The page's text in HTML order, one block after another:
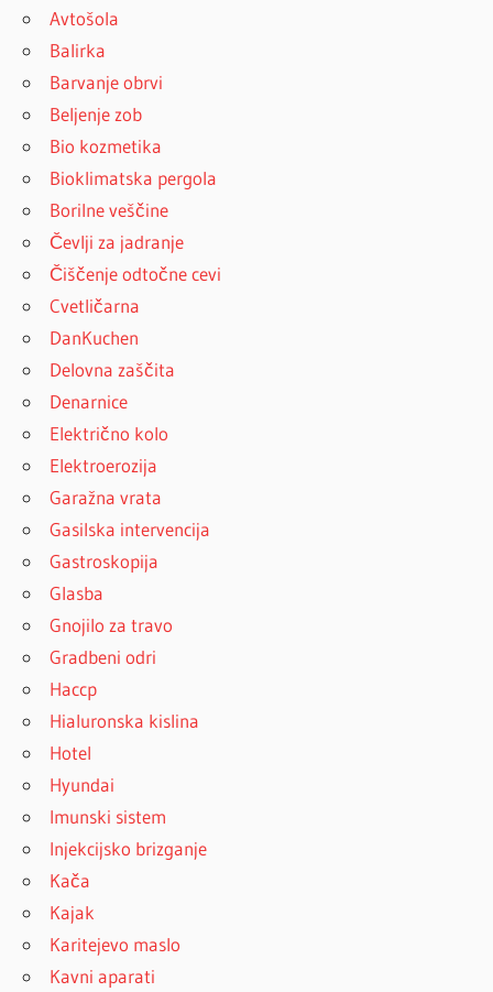
Avtošola
Balirka
Barvanje obrvi
Beljenje zob
Bio kozmetika
Bioklimatska pergola
Borilne veščine
Čevlji za jadranje
Čiščenje odtočne cevi
Cvetličarna
DanKuchen
Delovna zaščita
Denarnice
Električno kolo
Elektroerozija
Garažna vrata
Gasilska intervencija
Gastroskopija
Glasba
Gnojilo za travo
Gradbeni odri
Haccp
Hialuronska kislina
Hotel
Hyundai
Imunski sistem
Injekcijsko brizganje
Kača
Kajak
Karitejevo maslo
Kavni aparati